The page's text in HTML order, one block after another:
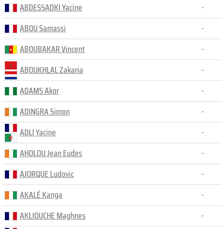
ABDESSADKI Yacine
-
ABOU Samassi
-
ABOUBAKAR Vincent
-
ABOUKHLAL Zakaria
-
ADAMS Akor
-
ADINGRA Simon
-
ADLI Yacine
-
AHOLOU Jean Eudes
-
AJORQUE Ludovic
-
AKALÉ Kanga
-
AKLIOUCHE Maghnes
-